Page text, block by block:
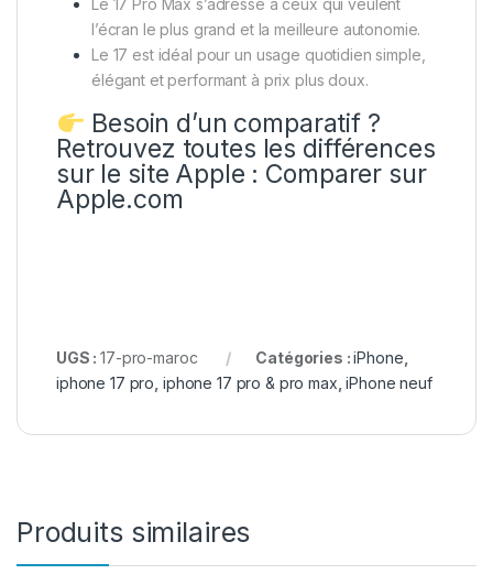
l’écran le plus grand et la meilleure autonomie.
Le 17 est idéal pour un usage quotidien simple,
élégant et performant à prix plus doux.
Besoin d’un comparatif ?
Retrouvez toutes les différences
sur le site Apple : Comparer sur
Apple.com
UGS :17-pro-maroc Catégories :iPhone,
iphone 17 pro, iphone 17 pro & pro max,iPhone neuf
Produits similaires